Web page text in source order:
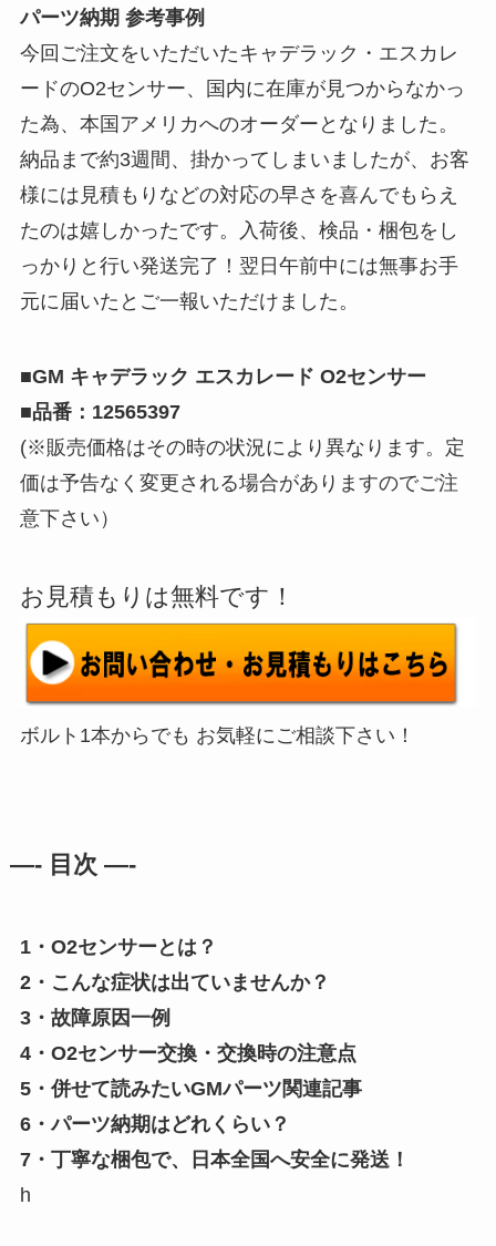
パーツ納期 参考事例
今回ご注文をいただいたキャデラック・エスカレ
ードのO2センサー、国内に在庫が見つからなかっ
た為、本国アメリカへのオーダーとなりました。
納品まで約3週間、掛かってしまいましたが、お客
様には見積もりなどの対応の早さを喜んでもらえ
たのは嬉しかったです。入荷後、検品・梱包をし
っかりと行い発送完了！翌日午前中には無事お手
元に届いたとご一報いただけました。
■GM キャデラック エスカレード O2センサー
■品番：12565397
(※販売価格はその時の状況により異なります。定
価は予告なく変更される場合がありますのでご注
意下さい）
お見積もりは無料です！
ボルト1本からでも お気軽にご相談下さい！
—- 目次 —-
1・O2センサーとは？
2・こんな症状は出ていませんか？
3・故障原因一例
4・O2センサー交換・交換時の注意点
5・併せて読みたいGMパーツ関連記事
6・パーツ納期はどれくらい？
7・丁寧な梱包で、日本全国へ安全に発送！
h